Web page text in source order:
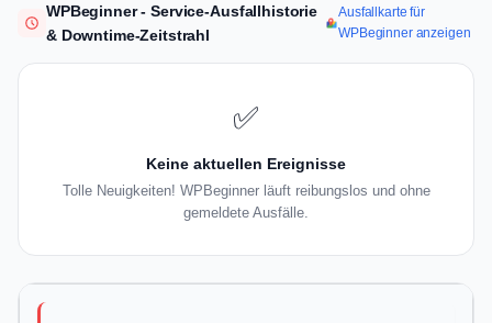
WPBeginner - Service-Ausfallhistorie
& Downtime-Zeitstrahl
Ausfallkarte für
WPBeginner anzeigen
✅
Keine aktuellen Ereignisse
Tolle Neuigkeiten! WPBeginner läuft reibungslos und ohne
gemeldete Ausfälle.